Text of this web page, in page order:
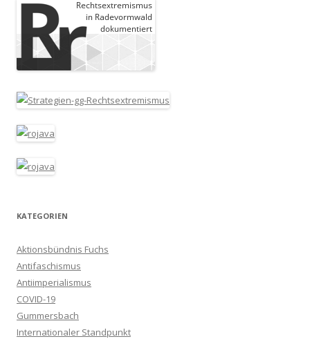
KATEGORIEN
Aktionsbündnis Fuchs
Antifaschismus
Antiimperialismus
COVID-19
Gummersbach
Internationaler Standpunkt